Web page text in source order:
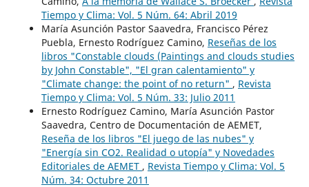
Tiempo y Clima: Vol. 5 Núm. 64: Abril 2019
María Asunción Pastor Saavedra, Francisco Pérez
Puebla, Ernesto Rodríguez Camino, Reseñas de los
libros "Constable clouds (Paintings and clouds studies
by John Constable", "El gran calentamiento" y
"Climate change: the point of no return" , Revista
Tiempo y Clima: Vol. 5 Núm. 33: Julio 2011
Ernesto Rodríguez Camino, María Asunción Pastor
Saavedra, Centro de Documentación de AEMET,
Reseña de los libros "El juego de las nubes" y
"Energía sin CO2. Realidad o utopía" y Novedades
Editoriales de AEMET , Revista Tiempo y Clima: Vol. 5
Núm. 34: Octubre 2011